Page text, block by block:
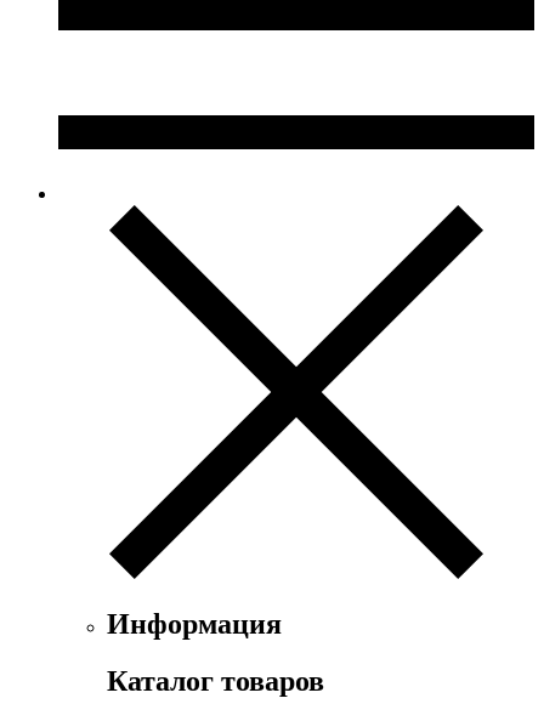
Информация
Каталог товаров